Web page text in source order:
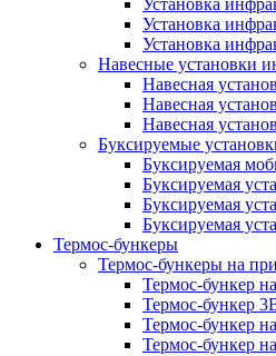
Установка
Установка
Установка
Навесные установки
Навесная
Навесная
Навесная
Буксируемые
Буксируемая
Буксируемая
Буксируемая
Буксируемая
Термос-бункеры
Термос-бункеры на
Термос-бункер
Термос-бункер
Термос-бункер
Термос-бункер